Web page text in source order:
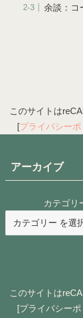
余談：コ
このサイトは
[プライバシーポ
アーカイブ
カテゴリ
このサイトは
[プライバシーポ